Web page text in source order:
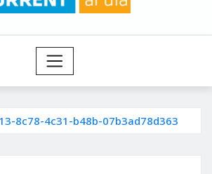
8c78-4c31-b48b-07b3ad78d363